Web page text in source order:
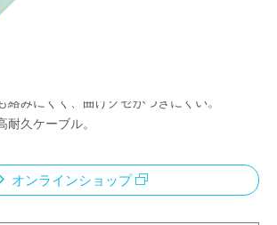
絡みにくく、曲げクセがつきにくい。
耐久ケーブル。
オンラインショップ